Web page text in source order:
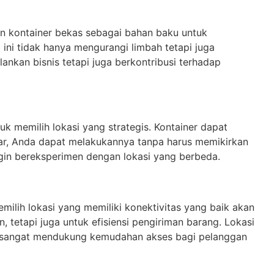
kontainer bekas sebagai bahan baku untuk
tidak hanya mengurangi limbah tetapi juga
bisnis tetapi juga berkontribusi terhadap
memilih lokasi yang strategis. Kontainer dapat
Anda dapat melakukannya tanpa harus memikirkan
bereksperimen dengan lokasi yang berbeda.
lokasi yang memiliki konektivitas yang baik akan
tetapi juga untuk efisiensi pengiriman barang. Lokasi
mendukung kemudahan akses bagi pelanggan